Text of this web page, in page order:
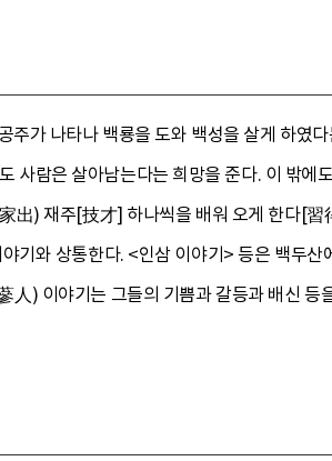
가 나타나 백룡을 도와 백성을 살게 하였
사람은 살아남는다는 희망을 준다. 이 밖에
出) 재주[技才] 하나씩을 배워 오게 한다[習
기와 상통한다. <인삼 이야기> 등은 백두산
) 이야기는 그들의 기쁨과 갈등과 배신 등